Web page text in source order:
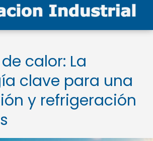
calor: La
clave para una
y refrigeración